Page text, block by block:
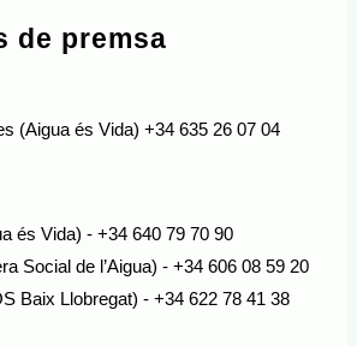
de premsa
(Aigua és Vida) +34 635 26 07 04
és Vida) - +34 640 79 70 90
Social de l’Aigua) - +34 606 08 59 20
Baix Llobregat) - +34 622 78 41 38